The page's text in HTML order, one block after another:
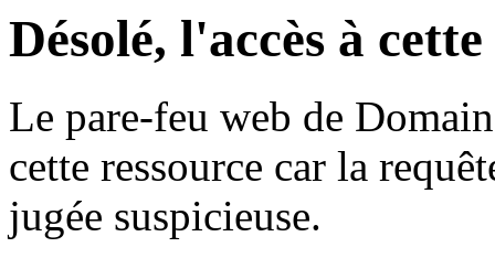
Désolé, l'accès à
Le pare-feu web de
cette ressource car la
jugée suspicieuse.